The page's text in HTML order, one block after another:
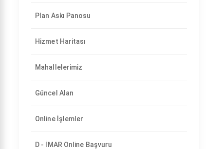
Plan Askı Panosu
Hizmet Haritası
Mahallelerimiz
Güncel Alan
Online İşlemler
D - İMAR Online Başvuru